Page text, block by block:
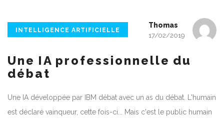
INTELLIGENCE ARTIFICIELLE
Thomas
17/02/2019
Une IA professionnelle du
débat
Une IA développée par IBM débat avec un as du débat. L'humain
est déclaré vainqueur, cette fois-ci... Mais c'est le public humain